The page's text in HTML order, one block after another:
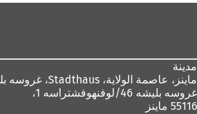
مدينة
ماينز، عاصمة الولاية،
غروسه بليشه 46/لوفنهوفشتراسه 1،
55116 ماينز